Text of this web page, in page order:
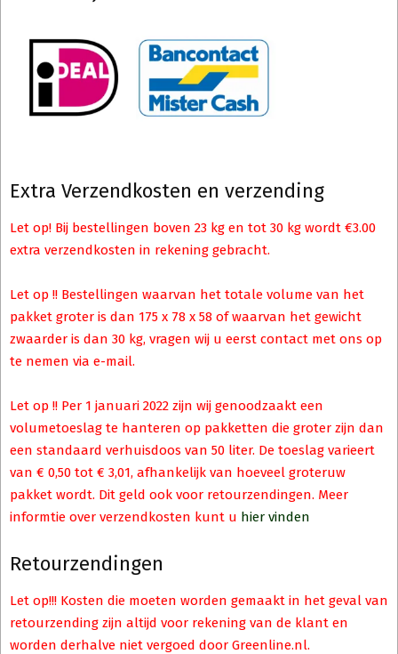
Extra Verzendkosten en verzending
Let op! Bij bestellingen boven 23 kg en tot 30 kg wordt €3.00
extra verzendkosten in rekening gebracht.
Let op !! Bestellingen waarvan het totale volume van het
pakket groter is dan 175 x 78 x 58 of waarvan het gewicht
zwaarder is dan 30 kg, vragen wij u eerst contact met ons op
te nemen via e-mail.
Let op !! Per 1 januari 2022 zijn wij genoodzaakt een
volumetoeslag te hanteren op pakketten die groter zijn dan
een standaard verhuisdoos van 50 liter. De toeslag varieert
van € 0,50 tot € 3,01, afhankelijk van hoeveel groteruw
pakket wordt. Dit geld ook voor retourzendingen. Meer
informtie over verzendkosten kunt u hier vinden
Retourzendingen
Let op!!! Kosten die moeten worden gemaakt in het geval van
retourzending zijn altijd voor rekening van de klant en
worden derhalve niet vergoed door Greenline.nl.